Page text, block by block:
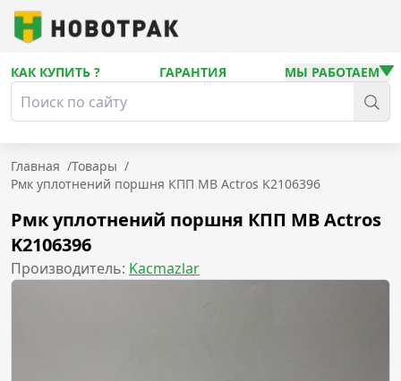
КАК КУПИТЬ ? ГАРАНТИЯ МЫ РАБОТАЕМ
Главная /Товары /
Рмк уплотнений поршня КПП MB Actros K2106396
Рмк уплотнений поршня КПП MB Actros
K2106396
Производитель: Kacmazlar